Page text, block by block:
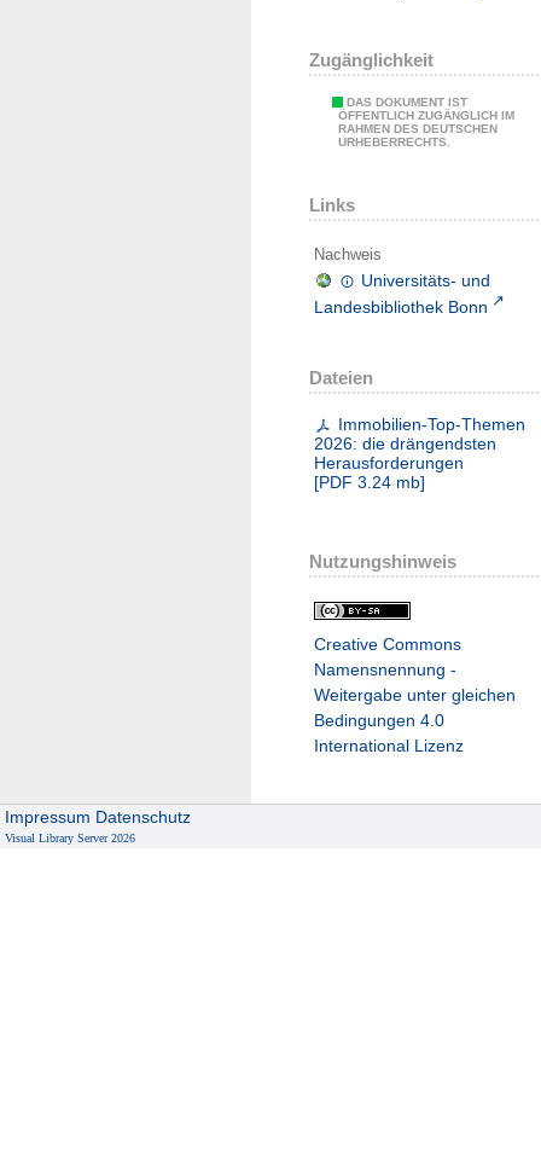
Zugänglichkeit
DAS DOKUMENT IST
ÖFFENTLICH ZUGÄNGLICH IM
RAHMEN DES DEUTSCHEN
URHEBERRECHTS.
Links
Nachweis
Universitäts- und
Landesbibliothek Bonn
Dateien
Immobilien-Top-Themen
2026: die drängendsten
Herausforderungen
[PDF 3.24 mb]
Nutzungshinweis
Creative Commons
Namensnennung -
Weitergabe unter gleichen
Bedingungen 4.0
International Lizenz
Impressum Datenschutz
Visual Library Server 2026